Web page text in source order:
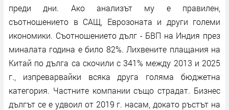
преди дни. Ако анализът му е правилен,
съотношението в САЩ, Еврозоната и други големи
икономики. Съотношението дълг - БВП на Индия през
миналата година е било 82%. Лихвените плащания на
Китай по дълга са скочили с 341% между 2013 и 2025
г., изпреварвайки всяка друга голяма бюджетна
категория. Частните компании също страдат. Бизнес
дългът се е удвоил от 2019 г. насам, докато ръстът на